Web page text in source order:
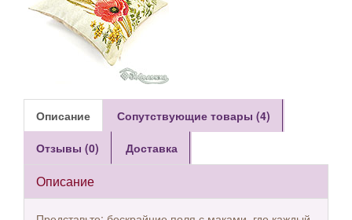
Описание Сопутствующие товары (4)
Отзывы (0) Доставка
Описание